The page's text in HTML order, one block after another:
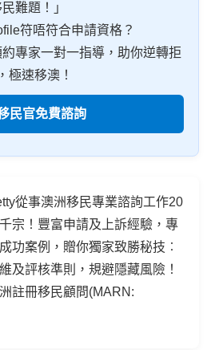
難題！」
符唔符合申請資格？
專家一對一指導，助你逆轉拒
極速移澳！
民官免費諮詢
從事澳洲移民專業諮詢工作20
宗！豐富申請及上訴經驗，專
功案例，贈你獨家致勝秘技︰
及評核準則，規避隱藏風險！
註冊移民顧問(MARN: